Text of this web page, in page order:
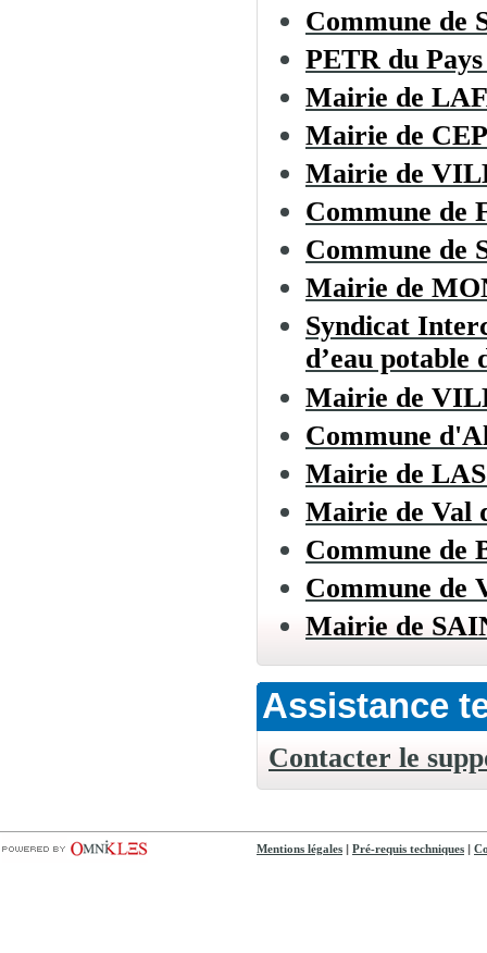
Commune de
PETR du
Mairie de
Mairie de
Mairie de
Commune de
Commune de
Mairie de
Syndicat
d’eau potable
Mairie de
Commune
Mairie de
Mairie de Val
Commune de
Commune de
Mairie de
Assistance
Contacter le
Mentions légales Pré-requis techniques